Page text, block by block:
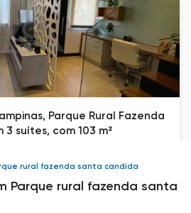
rural fazenda santa candida
Parque rural fazenda santa
Parque Rural Fazenda
suítes, com 103 m²